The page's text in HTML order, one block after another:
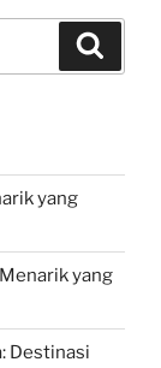
yang
yang
Destinasi